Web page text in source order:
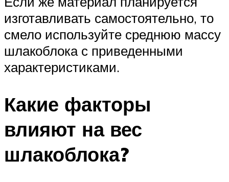
изготавливать самостоятельно, то
смело используйте среднюю массу
шлакоблока с приведенными
характеристиками.
Какие факторы
влияют на вес
шлакоблока?